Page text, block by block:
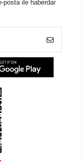
posta ile haberdar